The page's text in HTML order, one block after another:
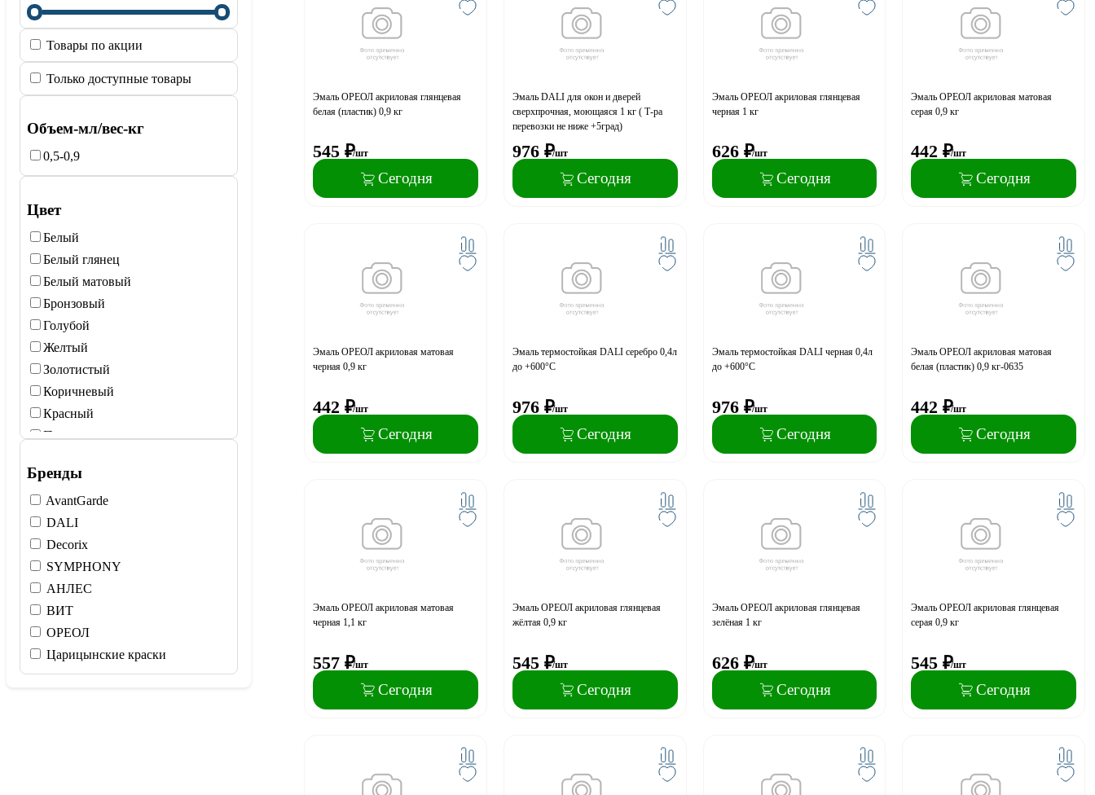
Товары по акции
Только доступные товары
Объем-мл/вес-кг
0,5-0,9
Цвет
Белый
Белый глянец
Белый матовый
Бронзовый
Голубой
Желтый
Золотистый
Коричневый
Красный
Перламутр
Серебро
Серый
Синий
Слоновая кость
Черный
Бренды
AvantGarde
DALI
Decorix
SYMPHONY
АНЛЕС
ВИТ
ОРЕОЛ
Царицынские краски
Эмаль ОРЕОЛ акриловая глянцевая
белая (пластик) 0,9 кг
545 ₽/шт
Сегодня
Эмаль DALI для окон и дверей
сверхпрочная, моющаяся 1 кг ( Т-ра
перевозки не ниже +5град)
976 ₽/шт
Сегодня
Эмаль ОРЕОЛ акриловая глянцевая
черная 1 кг
626 ₽/шт
Сегодня
Эмаль ОРЕОЛ акриловая матовая
серая 0,9 кг
442 ₽/шт
Сегодня
Эмаль ОРЕОЛ акриловая матовая
черная 0,9 кг
442 ₽/шт
Сегодня
Эмаль термостойкая DALI серебро 0,4л
до +600°С
976 ₽/шт
Сегодня
Эмаль термостойкая DALI черная 0,4л
до +600°С
976 ₽/шт
Сегодня
Эмаль ОРЕОЛ акриловая матовая
белая (пластик) 0,9 кг-0635
442 ₽/шт
Сегодня
Эмаль ОРЕОЛ акриловая матовая
черная 1,1 кг
557 ₽/шт
Сегодня
Эмаль ОРЕОЛ акриловая глянцевая
жёлтая 0,9 кг
545 ₽/шт
Сегодня
Эмаль ОРЕОЛ акриловая глянцевая
зелёная 1 кг
626 ₽/шт
Сегодня
Эмаль ОРЕОЛ акриловая глянцевая
серая 0,9 кг
545 ₽/шт
Сегодня